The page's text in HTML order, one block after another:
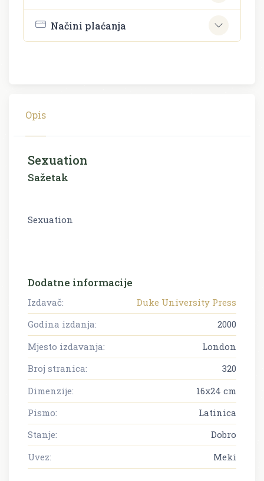
Načini plaćanja
Opis
Sexuation
Sažetak
Sexuation
Dodatne informacije
Izdavač:
Duke University Press
Godina izdanja:
2000
Mjesto izdavanja:
London
Broj stranica:
320
Dimenzije:
16x24 cm
Pismo:
Latinica
Stanje:
Dobro
Uvez:
Meki